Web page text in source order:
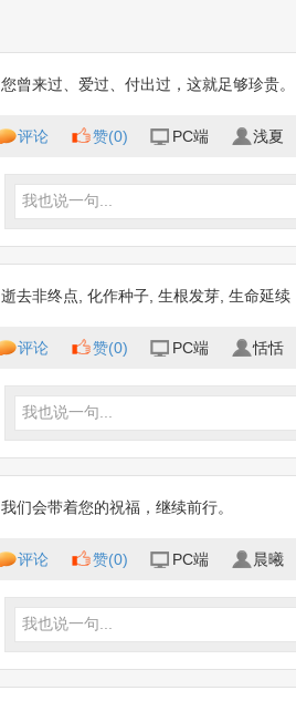
您曾来过、爱过、付出过，这就足够珍贵。
评论 赞(0) PC端 浅夏
我也说一句...
逝去非终点, 化作种子, 生根发芽, 生命延续
评论 赞(0) PC端 恬恬
我也说一句...
我们会带着您的祝福，继续前行。
评论 赞(0) PC端 晨曦
我也说一句...